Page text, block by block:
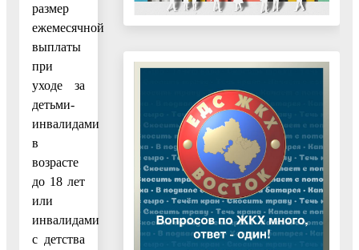
размер
ежемесячной
выплаты
при
уходе за
детьми-
инвалидами
в
возрасте
до 18 лет
или
инвалидами
с детства